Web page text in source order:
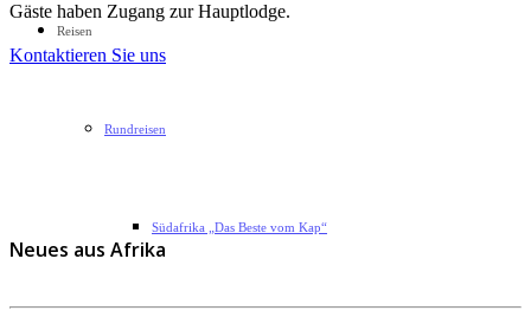
Reisen
Rundreisen
Südafrika „Das Beste vom Kap“
Gäste haben Zugang zur Hauptlodge.
Kontaktieren Sie uns
Neues aus Afrika